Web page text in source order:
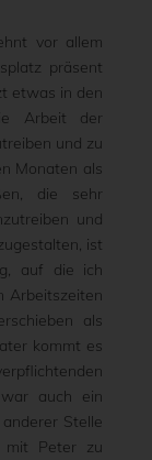
vor allem
präsent
etwas in den
Arbeit der
und zu
Monaten als
die sehr
und
ist
auf die ich
Arbeitszeiten
als
kommt es
auch ein
Stelle
mit Peter zu